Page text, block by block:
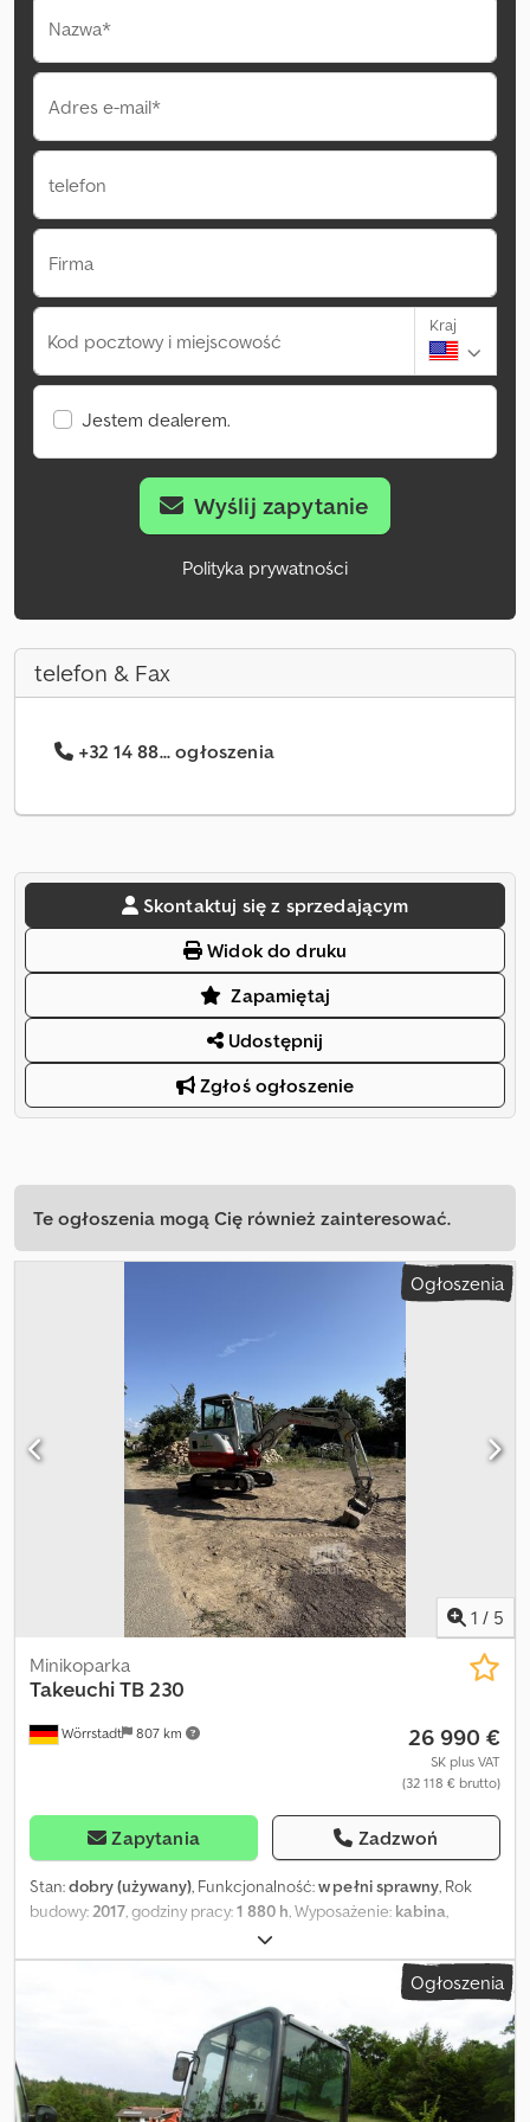
Nazwa*
Adres e-mail*
telefon
Firma
Kod pocztowy i miejscowość
Kraj
Jestem dealerem.
Wyślij zapytanie
Polityka prywatności
telefon & Fax
+32 14 88... ogłoszenia
Skontaktuj się z sprzedającym
Widok do druku
Zapamiętaj
Udostępnij
Zgłoś ogłoszenie
Te ogłoszenia mogą Cię również zainteresować.
Ogłoszenia
1 / 5
Wörrstadt 807 km
Minikoparka
TakeuchiTB 230
26 990 €
SK plus VAT
(32 118 € brutto)
Zapytania Zadzwoń
Stan:dobry (używany), Funkcjonalność:w pełni sprawny, Rok
budowy: 2017 , godziny pracy:1 880 h , Wyposażenie: kabina
Takeuchi TB230 Niemiecka maszyna pierwszy właściciel 1880
godzin pracy rok produkcji 2017 system obrotu łyżki Lehnhoff z
szybkozłączem HS03 (hydrauliczne) haczyk do podnoszenia
ładunków masa 2875 kg silnik 18,2 kW / 24 KM kabina z
ogrzewaniem system audio Dobry stan Sprzedaż bez łyżki Cena
netto, od miejsca magazynowania: 26 990 € plus 19% VAT
Wszystkie dane bez gwarancji / zmiany / sprzedaż zastrzegana
Maszyna budowlana, mini-/kompaktowa koparka używany pojazd
Ogłoszenia